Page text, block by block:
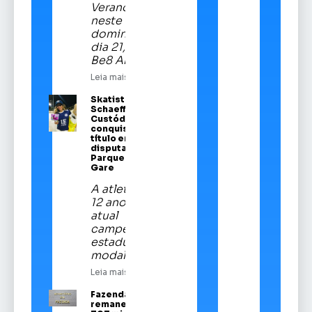
Veranópolis
neste
domingo,
dia 21, na
Be8 Arena
Leia mais
Skatista Alice
Schaeffer
Custódio
conquista
título em
disputa no
Parque da
Gare
A atleta de
12 anos é a
atual
campeã
estadual da
modalidade
Leia mais
Fazenda
remaneja R$